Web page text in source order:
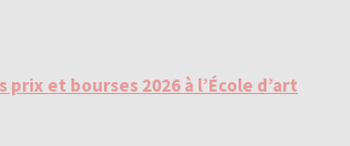
prix et bourses 2026 à l’École d’art